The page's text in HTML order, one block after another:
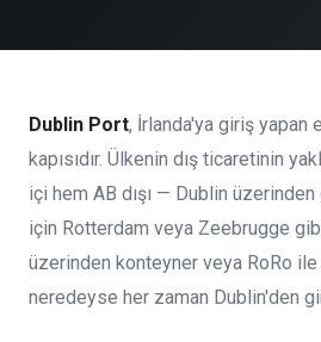
Dublin Port, İrlanda'ya giriş yapan
kapısıdır. Ülkenin dış ticaretinin
içi hem AB dışı — Dublin üzerinden
için Rotterdam veya Zeebrugge
üzerinden konteyner veya RoRo
neredeyse her zaman Dublin'den